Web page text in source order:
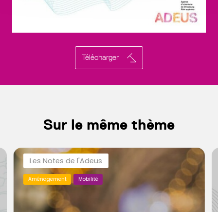
Télécharger
Sur le même thème
Les Notes de l'Adeus
Aménagement Mobilité